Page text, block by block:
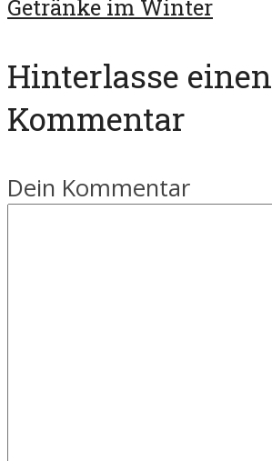
Getränke im Winter
Hinterlasse einen
Kommentar
Dein Kommentar